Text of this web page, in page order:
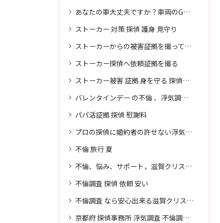
あなたの車大丈夫ですか？車両のGPS捜索なら滋賀クリスタル探偵事務所
ストーカー 対策 探偵 護身 見守り
ストーカーからの被害証拠を撮って貴女を護ります
ストーカー探偵へ依頼証拠を撮る
ストーカー被害 証拠 身を守る 探偵に頼む
バレンタインデー の不倫 、浮気調査に強い探偵
パパ活証拠 探偵 慰謝料
プロの探偵に婚約者の許せない浮気、無料相談で解決
不倫 旅行 夏
不倫、悩み、サポート，滋賀クリスタル探偵
不倫調査 探偵 依頼 安い
不倫調査 なら安心出来る滋賀クリスタル探偵事務所へご依頼
京都府 探偵事務所 浮気調査 不倫調査 専門 無料相談